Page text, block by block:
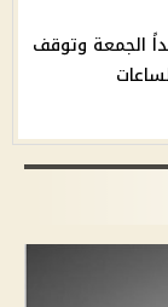
الجمعة وتوقف